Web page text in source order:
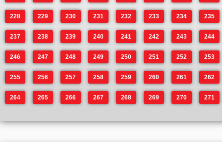
228 229 230 231 232 233 234 235
237 238 239 240 241 242 243 244
246 247 248 249 250 251 252 253
255 256 257 258 259 260 261 262
264 265 266 267 268 269 270 271